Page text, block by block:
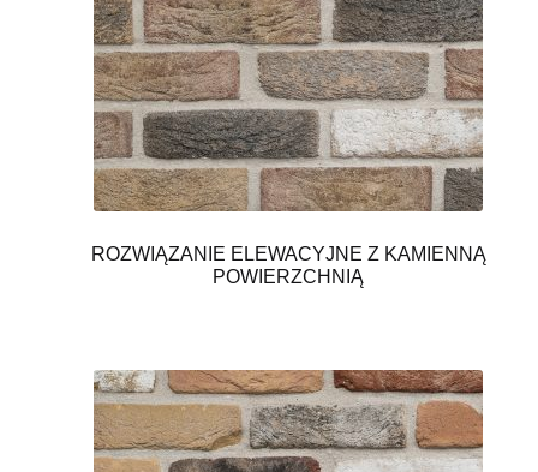
ROZWIĄZANIE ELEWACYJNE Z KAMIENNĄ
POWIERZCHNIĄ